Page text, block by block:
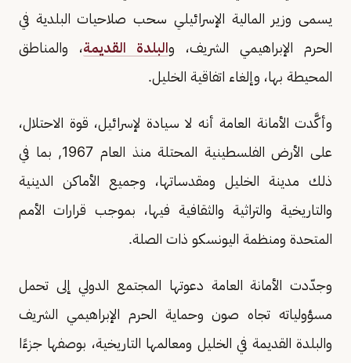
يسمى وزير المالية الإسرائيلي سحب صلاحيات البلدية في
الحرم الإبراهيمي الشريف، والبلدة القديمة، والمناطق
المحيطة بها، وإلغاء اتفاقية الخليل.
وأكَّدت الأمانة العامة أنه لا سيادة لإسرائيل، قوة الاحتلال،
على الأرض الفلسطينية المحتلة منذ العام 1967, بما في
ذلك مدينة الخليل ومقدساتها، وجميع الأماكن الدينية
والتاريخية والتراثية والثقافية فيها، بموجب قرارات الأمم
المتحدة ومنظمة اليونسكو ذات الصلة.
وجدّدت الأمانة العامة دعوتها المجتمع الدولي إلى تحمل
مسؤولياته تجاه صون وحماية الحرم الإبراهيمي الشريف
والبلدة القديمة في الخليل ومعالمها التاريخية، بوصفها جزءًا